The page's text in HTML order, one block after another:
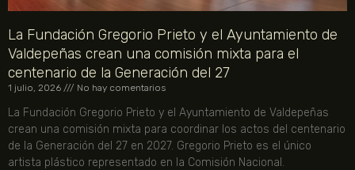
La Fundación Gregorio Prieto y el Ayuntamiento de
Valdepeñas crean una comisión mixta para el
centenario de la Generación del 27
1 julio, 2026 No hay comentarios
La Fundación Gregorio Prieto y el Ayuntamiento de Valdepeñas
crean una comisión mixta para coordinar los actos del centenario
de la Generación del 27 en 2027. Gregorio Prieto es el único
artista plástico representado en la Comisión Nacional.